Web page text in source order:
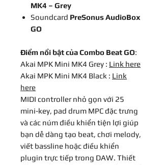
MK4 – Grey
Soundcard PreSonus AudioBox
GO
Điểm nổi bật của Combo Beat GO:
Akai MPK Mini MK4 Grey : Link here
Akai MPK Mini MK4 Black : Link
here
MIDI controller nhỏ gọn với 25
mini-key, pad drum MPC đặc trưng
và các núm điều khiển tiện lợi giúp
bạn dễ dàng tạo beat, chơi melody,
viết bassline hoặc điều khiển
plugin trực tiếp trong DAW. Thiết